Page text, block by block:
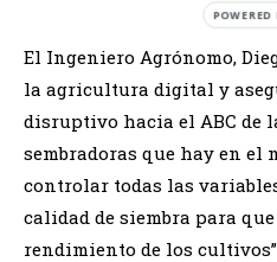
El Ingeniero Agrónomo,
la agricultura digital y
disruptivo hacia el ABC de
sembradoras que hay en el
controlar todas las
calidad de siembra para
rendimiento de los